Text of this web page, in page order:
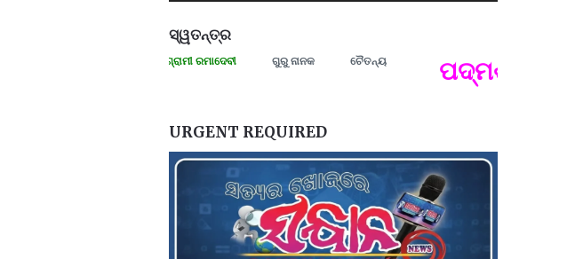
ସ୍ୱତନ୍ତ୍ର
ମନେ ପଡନ୍ତି: ସ୍ୱାଧୀନତା ସଂଗ୍ରାମୀ ରମାଦେବୀ ଗୁରୁ ନାନକ ଚୈତନ୍ୟ ପଦ୍ମଶ୍ରୀ
URGENT REQUIRED